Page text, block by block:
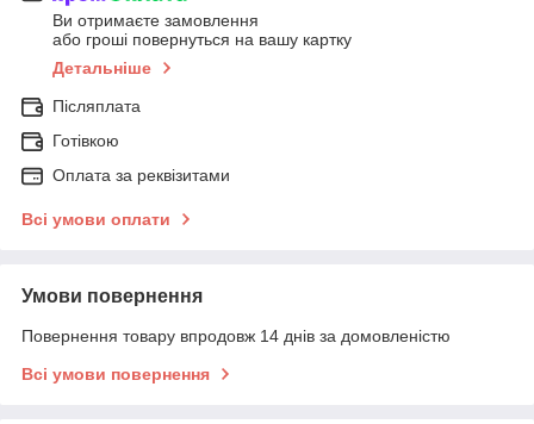
Ви отримаєте замовлення
або гроші повернуться на вашу картку
Детальніше
Післяплата
Готівкою
Оплата за реквізитами
Всі умови оплати
Умови повернення
Повернення товару впродовж 14 днів за домовленістю
Всі умови повернення